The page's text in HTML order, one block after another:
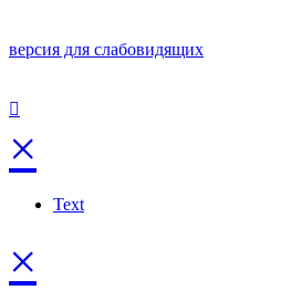
версия для слабовидящих
×
Text
×